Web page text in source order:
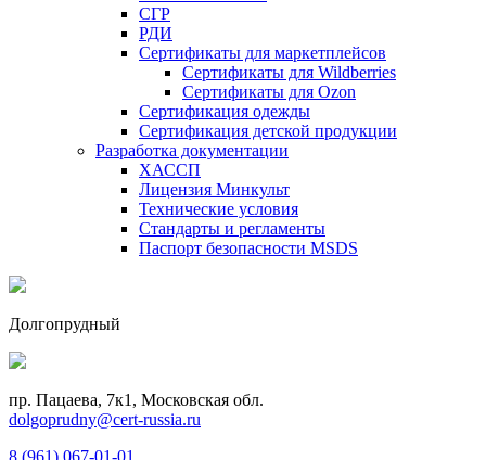
СГР
РДИ
Сертификаты для маркетплейсов
Сертификаты для Wildberries
Сертификаты для Ozon
Сертификация одежды
Сертификация детской продукции
Разработка документации
ХАССП
Лицензия Минкульт
Технические условия
Стандарты и регламенты
Паспорт безопасности MSDS
Долгопрудный
пр. Пацаева, 7к1, Московская обл.
dolgoprudny@cert-russia.ru
8 (961) 067-01-01